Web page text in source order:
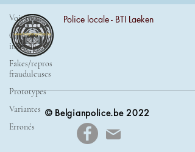
Voir tout
Origine
inconnue
Fakes/repros
frauduleuses
Prototypes
Variantes
Erronés
Police locale - BTI Laeken
© Belgianpolice.be 2022